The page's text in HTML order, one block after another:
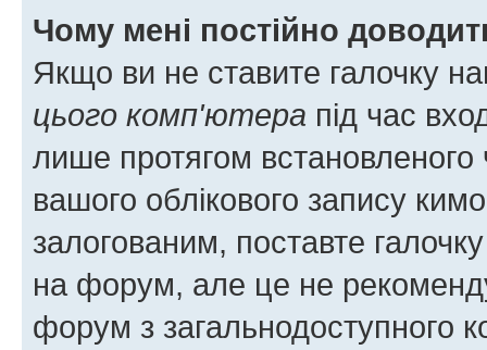
Чому мені постійно
Якщо ви не ставите галочку
цього комп'ютера під час
лише протягом встановленого
вашого облікового запису
залогованим, поставте
на форум, але це не
форум з загальнодоступного